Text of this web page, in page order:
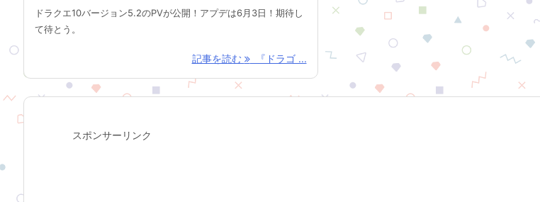
ドラクエ10バージョン5.2のPVが公開！アプデは6月3日！期待し
て待とう。
記事を読む 『ドラゴ ...
スポンサーリンク